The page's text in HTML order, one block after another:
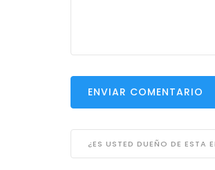
ENVIAR COMENTARIO
¿ES USTED DUEÑO DE ESTA